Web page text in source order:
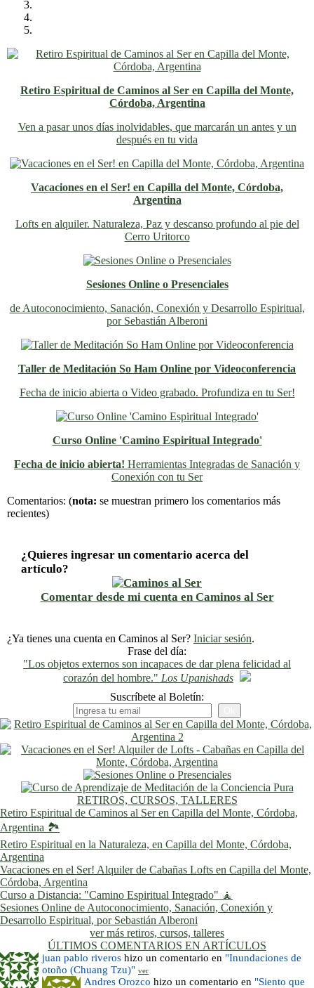
Retiro Espiritual de Caminos al Ser en Capilla del Monte,
Córdoba, Argentina
Ven a pasar unos días inolvidables, que marcarán un antes y un
después en tu vida
Vacaciones en el Ser! en Capilla del Monte, Córdoba,
Argentina
Lofts en alquiler. Naturaleza, Paz y descanso profundo al pie del
Cerro Uritorco
Sesiones Online o Presenciales
de Autoconocimiento, Sanación, Conexión y Desarrollo Espiritual,
por Sebastián Alberoni
Taller de Meditación So Ham Online por Videoconferencia
Fecha de inicio abierta o Video grabado. Profundiza en tu Ser!
Curso Online 'Camino Espiritual Integrado'
Fecha de inicio abierta! Herramientas Integradas de Sanación y
Conexión con tu Ser
Previo
Siguiente
Comentarios: (nota: se muestran primero los comentarios más
recientes)
¿Quieres ingresar un comentario acerca del
artículo?
Comentar desde mi cuenta en Caminos al Ser
¿Ya tienes una cuenta en Caminos al Ser? Iniciar sesión.
Frase del día:
"Los objetos externos son incapaces de dar plena felicidad al
corazón del hombre." Los Upanishads
Suscríbete al Boletín:
RETIROS, CURSOS, TALLERES
Retiro Espiritual de Caminos al Ser en Capilla del Monte, Córdoba,
Argentina 🏞️
Retiro Espiritual en la Naturaleza, en Capilla del Monte, Córdoba,
Argentina
Vacaciones en el Ser! Alquiler de Cabañas Lofts en Capilla del Monte,
Córdoba, Argentina
Curso a Distancia: "Camino Espiritual Integrado" 🧘
Sesiones Online de Autoconocimiento, Sanación, Conexión y
Desarrollo Espiritual, por Sebastián Alberoni
ver más retiros, cursos, talleres
ÚLTIMOS COMENTARIOS EN ARTÍCULOS
juan pablo riveros hizo un comentario en "Inundaciones de
otoño (Chuang Tzu)" ver
Andres Orozco hizo un comentario en "Siento que